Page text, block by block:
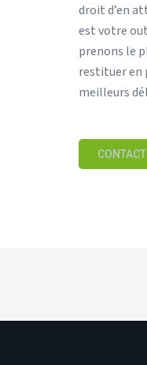
droit d’en
est votre
prenons le
restituer en
meilleurs